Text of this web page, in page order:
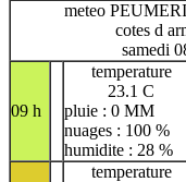
meteo
cotes d
samedi
09 h
temperature
23.1 C
pluie : 0 MM
nuages : 100 %
humidite : 28 %
temperature